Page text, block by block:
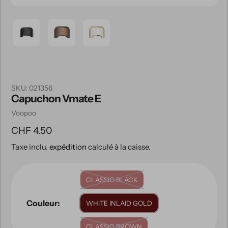
SKU: 021356
Capuchon Vmate E
Vendeuse
Voopoo
Prix
CHF 4.50
Taxe inclu. expédition calculé à la caisse.
Couleur:
CLASSIC BLACK
WHITE INLAID GOLD